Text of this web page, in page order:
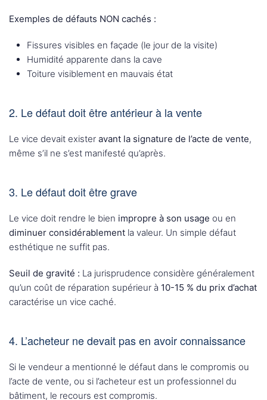
Exemples de défauts NON cachés :
Fissures visibles en façade (le jour de la visite)
Humidité apparente dans la cave
Toiture visiblement en mauvais état
2. Le défaut doit être antérieur à la vente
Le vice devait exister avant la signature de l’acte de vente,
même s’il ne s’est manifesté qu’après.
3. Le défaut doit être grave
Le vice doit rendre le bien impropre à son usage ou en
diminuer considérablement la valeur. Un simple défaut
esthétique ne suffit pas.
Seuil de gravité : La jurisprudence considère généralement
qu’un coût de réparation supérieur à 10-15 % du prix d’achat
caractérise un vice caché.
4. L’acheteur ne devait pas en avoir connaissance
Si le vendeur a mentionné le défaut dans le compromis ou
l’acte de vente, ou si l’acheteur est un professionnel du
bâtiment, le recours est compromis.